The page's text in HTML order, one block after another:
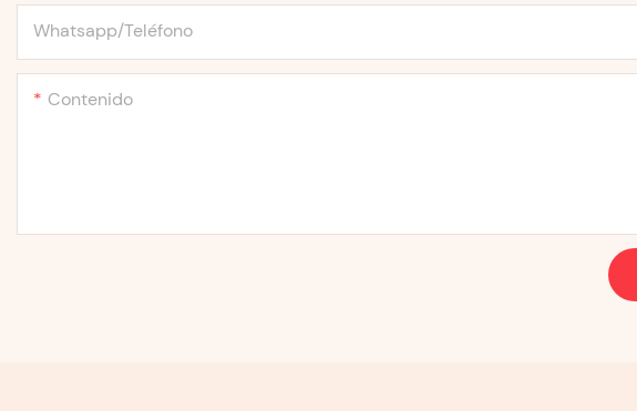
Whatsapp/Teléfono
Contenido